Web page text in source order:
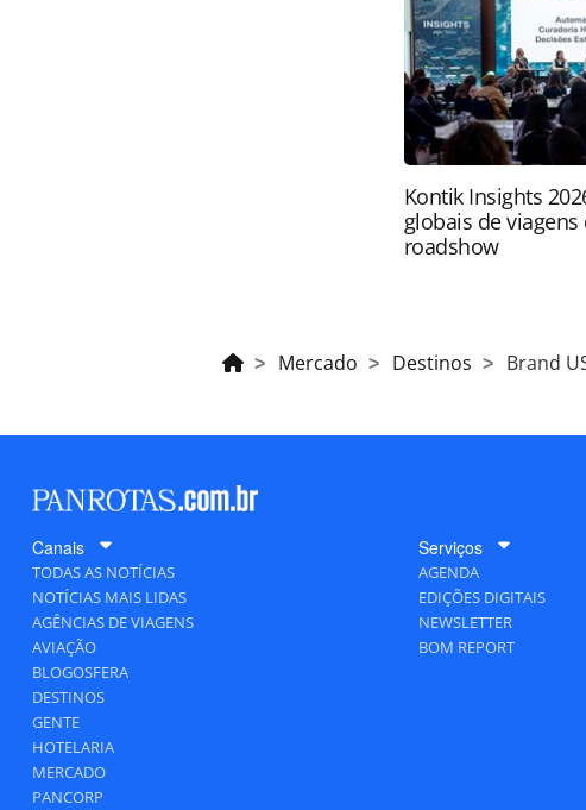
PANROTAS Editora
Kontik Insights
globais de
roadshow
Mercado Destinos Brand
Canais
TODAS AS NOTÍCIAS
NOTÍCIAS MAIS LIDAS
AGÊNCIAS DE VIAGENS
AVIAÇÃO
BLOGOSFERA
DESTINOS
GENTE
HOTELARIA
MERCADO
PANCORP
Serviços
AGENDA
EDIÇÕES DIGITAIS
NEWSLETTER
BOM REPORT